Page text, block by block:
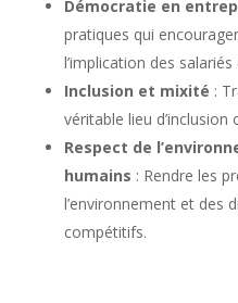
Démocratie en
pratiques qui
l’implication des
Inclusion et mixité :
véritable lieu
Respect de
humains : Rendre les
l’environnement et des
compétitifs.